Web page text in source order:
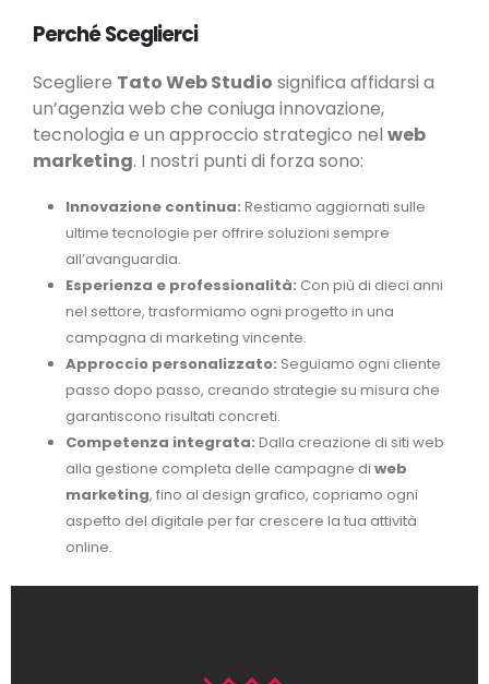
Perché Sceglierci
Scegliere Tato Web Studio significa affidarsi a
un’agenzia web che coniuga innovazione,
tecnologia e un approccio strategico nel web
marketing. I nostri punti di forza sono:
Innovazione continua: Restiamo aggiornati sulle
ultime tecnologie per offrire soluzioni sempre
all’avanguardia.
Esperienza e professionalità: Con più di dieci anni
nel settore, trasformiamo ogni progetto in una
campagna di marketing vincente.
Approccio personalizzato: Seguiamo ogni cliente
passo dopo passo, creando strategie su misura che
garantiscono risultati concreti.
Competenza integrata: Dalla creazione di siti web
alla gestione completa delle campagne di web
marketing, fino al design grafico, copriamo ogni
aspetto del digitale per far crescere la tua attività
online.